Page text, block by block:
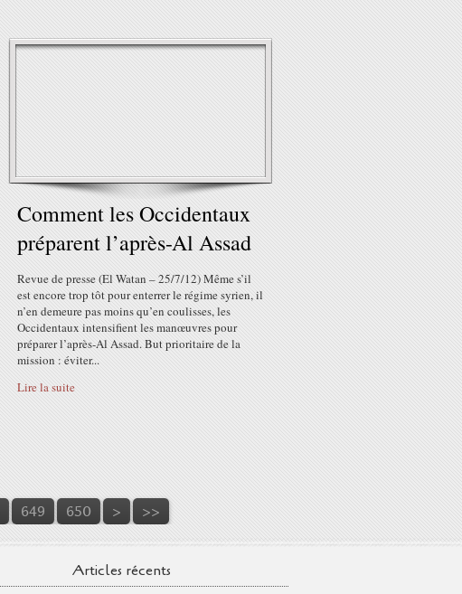
Comment les Occidentaux
préparent l’après-Al Assad
Revue de presse (El Watan – 25/7/12) Même s’il
est encore trop tôt pour enterrer le régime syrien, il
n’en demeure pas moins qu’en coulisses, les
Occidentaux intensifient les manœuvres pour
préparer l’après-Al Assad. But prioritaire de la
mission : éviter...
Lire la suite
649 650 660
670
680
> >>
Articles récents